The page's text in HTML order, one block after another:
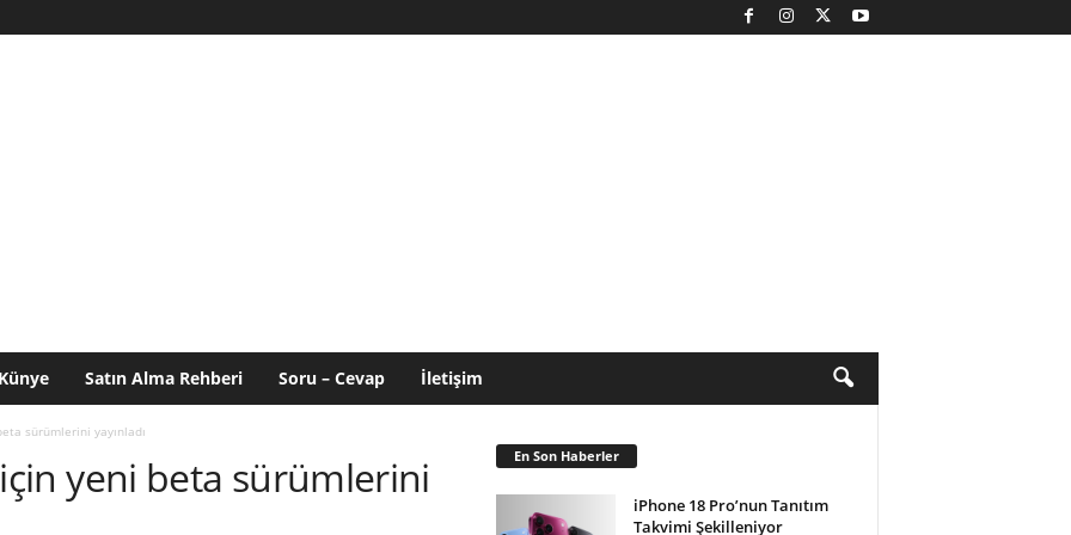
Künye Satın Alma Rehberi Soru – Cevap İletişim
sürümlerini yayınladı
yeni beta sürümlerini
En Son Haberler
iPhone 18 Pro’nun Tanıtım
Takvimi Şekilleniyor